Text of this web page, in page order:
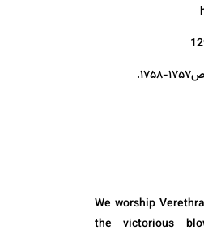
We worship
the victorious